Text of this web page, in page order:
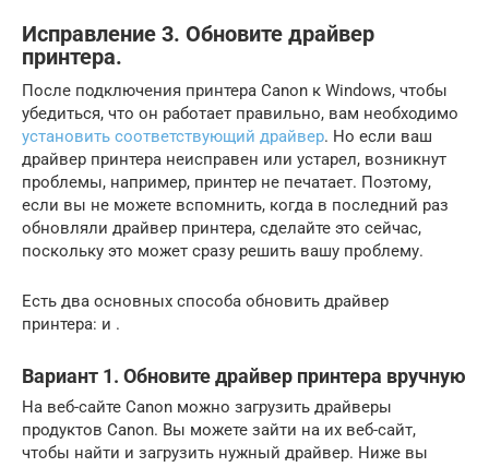
Исправление 3. Обновите драйвер
принтера.
После подключения принтера Canon к Windows, чтобы
убедиться, что он работает правильно, вам необходимо
установить соответствующий драйвер. Но если ваш
драйвер принтера неисправен или устарел, возникнут
проблемы, например, принтер не печатает. Поэтому,
если вы не можете вспомнить, когда в последний раз
обновляли драйвер принтера, сделайте это сейчас,
поскольку это может сразу решить вашу проблему.
Есть два основных способа обновить драйвер
принтера: и .
Вариант 1. Обновите драйвер принтера вручную
На веб-сайте Canon можно загрузить драйверы
продуктов Canon. Вы можете зайти на их веб-сайт,
чтобы найти и загрузить нужный драйвер. Ниже вы